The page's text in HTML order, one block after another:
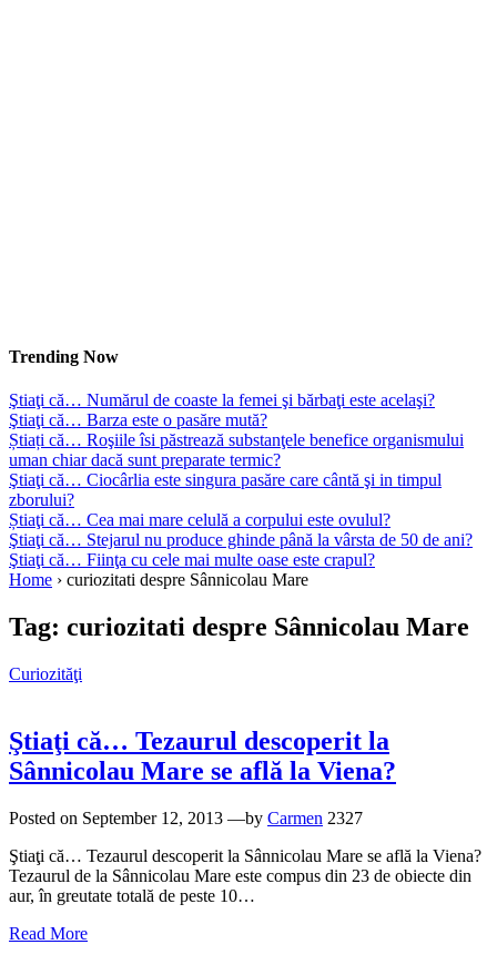
Trending Now
Ştiaţi că… Numărul de coaste la femei şi bărbaţi este acelaşi?
Ştiaţi că… Barza este o pasăre mută?
Știați că… Roşiile îsi păstrează substanţele benefice organismului
uman chiar dacă sunt preparate termic?
Ştiaţi că… Ciocârlia este singura pasăre care cântă şi in timpul
zborului?
Știaţi că… Cea mai mare celulă a corpului este ovulul?
Ştiaţi că… Stejarul nu produce ghinde până la vârsta de 50 de ani?
Ştiaţi că… Fiinţa cu cele mai multe oase este crapul?
Home › curiozitati despre Sânnicolau Mare
Tag: curiozitati despre Sânnicolau Mare
Curiozităţi
Ştiaţi că… Tezaurul descoperit la
Sânnicolau Mare se află la Viena?
Posted on September 12, 2013 —by Carmen 2327
Ştiaţi că… Tezaurul descoperit la Sânnicolau Mare se află la Viena?
Tezaurul de la Sânnicolau Mare este compus din 23 de obiecte din
aur, în greutate totală de peste 10…
Read More